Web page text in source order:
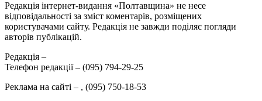
Редакція інтернет-видання «Полтавщина» не несе
відповідальності за зміст коментарів, розміщених
користувачами сайту. Редакція не завжди поділяє погляди
авторів публікацій.
Редакція –
Телефон редакції – (095) 794-29-25
Реклама на сайті – , (095) 750-18-53